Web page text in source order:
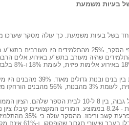
אחד בשל בעיות משמעת. כך עולה מסקר
הסקר נערך בקרב מדגם מייצג של 400 תלמידים מכיתות י'-י"ב. על פי הסקר,
התלמידים שהיה מעורב בתש"ע באירוע אלים
י"ב; 30% מתלמידי כיתות י' היו מעורבים באירוע אלימות מילולית ו-18% באירוע אלימות
מהסקר גם עולה כי ההבדלים במעורבות
לעומת 11% מהבנות, 24% מהבנים היו מעורבים
למרות בעיות המשמעת והאלימות, נתנו 63% מהתיכוניסטים ציון כולל גבוה,
17% מהתלמידים שהשתתפו בסקר
שיעור תגבור בבית הספר